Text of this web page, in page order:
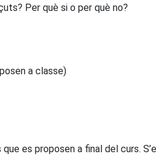
Per què si o per què no?
a classe)
es proposen a final del curs.